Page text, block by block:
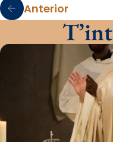
Anterior